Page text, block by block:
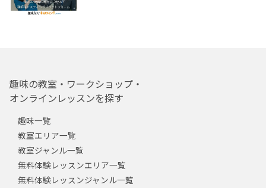
趣味の教室・ワークショップ・
オンラインレッスンを探す
趣味一覧
教室エリア一覧
教室ジャンル一覧
無料体験レッスンエリア一覧
無料体験レッスンジャンル一覧